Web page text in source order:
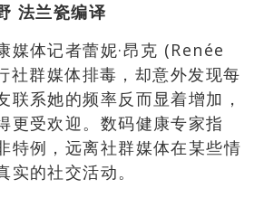
法兰瓷编译
媒体记者蕾妮·昂克 (Renée
社群媒体排毒，却意外发现每
联系她的频率反而显着增加，
更受欢迎。数码健康专家指
特例，远离社群媒体在某些情
实的社交活动。